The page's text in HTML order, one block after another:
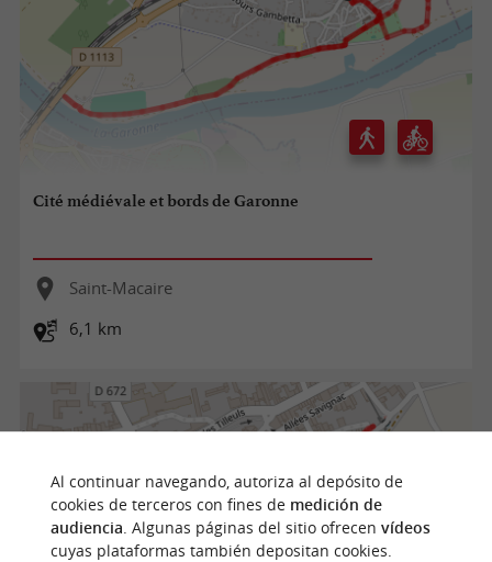
Cité médiévale et bords de Garonne
Saint-Macaire
6,1 km
Al continuar navegando, autoriza al depósito de
cookies de terceros con fines de medición de
audiencia. Algunas páginas del sitio ofrecen vídeos
cuyas plataformas también depositan cookies.